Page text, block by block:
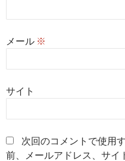
メール ※
サイト
次回のコメントで使用
前、メールアドレス、サイ